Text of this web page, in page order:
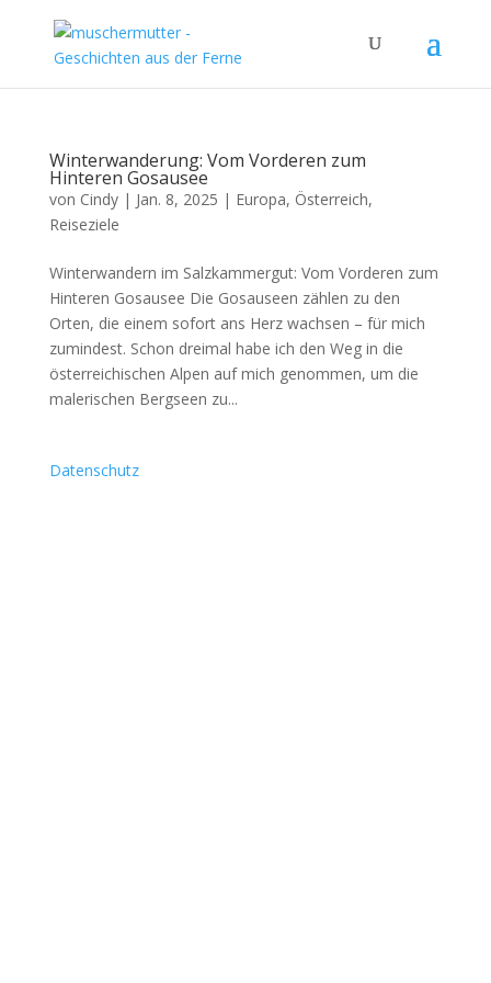
Winterwanderung: Vom Vorderen zum
Hinteren Gosausee
von Cindy| Jan. 8, 2025 | Europa, Österreich,
Reiseziele
Winterwandern im Salzkammergut: Vom Vorderen zum
Hinteren Gosausee Die Gosauseen zählen zu den
Orten, die einem sofort ans Herz wachsen – für mich
zumindest. Schon dreimal habe ich den Weg in die
österreichischen Alpen auf mich genommen, um die
malerischen Bergseen zu...
Datenschutz